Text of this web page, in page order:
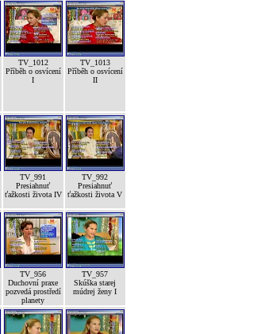
TV_1012
Příběh o osvícení
I
TV_1013
Příběh o osvícení
II
TV_991
Presiahnuť
ťažkosti života IV
TV_992
Presiahnuť
ťažkosti života V
TV_956
Duchovní praxe
pozvedá prostředí
planety
TV_957
Skúška starej
múdrej ženy I